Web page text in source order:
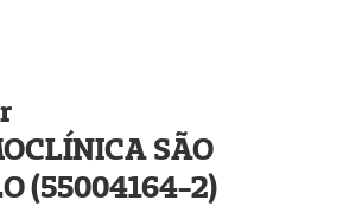
SÃO
(55004164-2)